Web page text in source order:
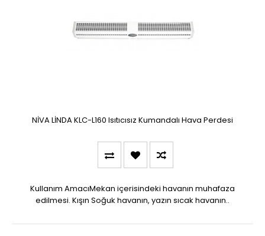
NİVA LİNDA KLC-L160 Isıtıcısız Kumandalı Hava Perdesi
Kullanım AmacıMekan içerisindeki havanın muhafaza
edilmesi. Kışın Soğuk havanın, yazın sıcak havanın..